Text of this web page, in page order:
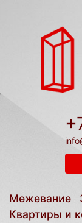
Межевание
Квартиры и